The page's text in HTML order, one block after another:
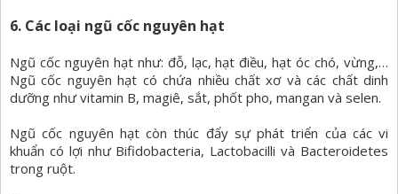
6. Các loại ngũ cốc nguyên hạt
Ngũ cốc nguyên hạt như: đỗ, lạc, hạt điều, hạt óc chó, vừng,…
Ngũ cốc nguyên hạt có chứa nhiều chất xơ và các chất dinh
dưỡng như vitamin B, magiê, sắt, phốt pho, mangan và selen.
Ngũ cốc nguyên hạt còn thúc đẩy sự phát triển của các vi
khuẩn có lợi như Bifidobacteria, Lactobacilli và Bacteroidetes
trong ruột.